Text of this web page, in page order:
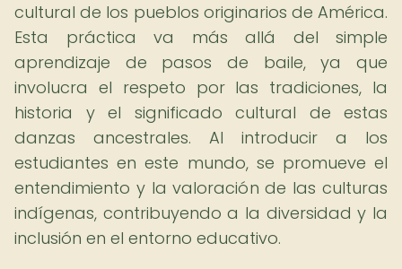
cultural de los pueblos originarios de América.
Esta práctica va más allá del simple
aprendizaje de pasos de baile, ya que
involucra el respeto por las tradiciones, la
historia y el significado cultural de estas
danzas ancestrales. Al introducir a los
estudiantes en este mundo, se promueve el
entendimiento y la valoración de las culturas
indígenas, contribuyendo a la diversidad y la
inclusión en el entorno educativo.